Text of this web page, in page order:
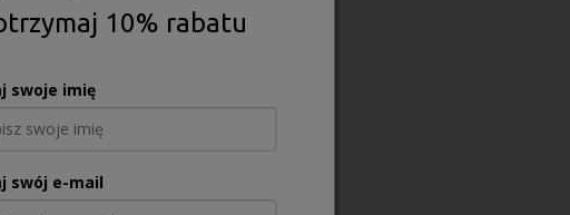
10% rabatu
swoje imię
swój e-mail